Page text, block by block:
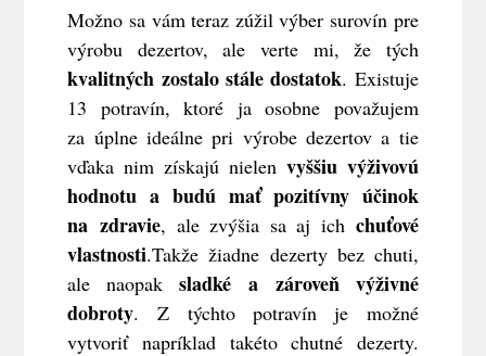
Možno sa vám teraz zúžil výber surovín pre
výrobu dezertov, ale verte mi, že tých
kvalitných zostalo stále dostatok. Existuje
13 potravín, ktoré ja osobne považujem
za úplne ideálne pri výrobe dezertov a tie
vďaka nim získajú nielen vyššiu výživovú
hodnotu a budú mať pozitívny účinok
na zdravie, ale zvýšia sa aj ich chuťové
vlastnosti.Takže žiadne dezerty bez chuti,
ale naopaksladké a zároveň výživné
dobroty. Z týchto potravín je možné
vytvoriť napríklad takéto chutné dezerty.